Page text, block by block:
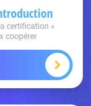
certification «
coopérer